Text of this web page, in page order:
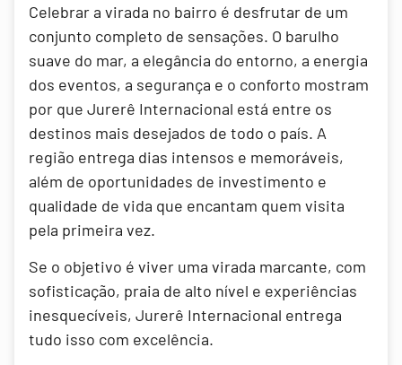
Celebrar a virada no bairro é desfrutar de um
conjunto completo de sensações. O barulho
suave do mar, a elegância do entorno, a energia
dos eventos, a segurança e o conforto mostram
por que Jurerê Internacional está entre os
destinos mais desejados de todo o país. A
região entrega dias intensos e memoráveis,
além de oportunidades de investimento e
qualidade de vida que encantam quem visita
pela primeira vez.
Se o objetivo é viver uma virada marcante, com
sofisticação, praia de alto nível e experiências
inesquecíveis, Jurerê Internacional entrega
tudo isso com excelência.